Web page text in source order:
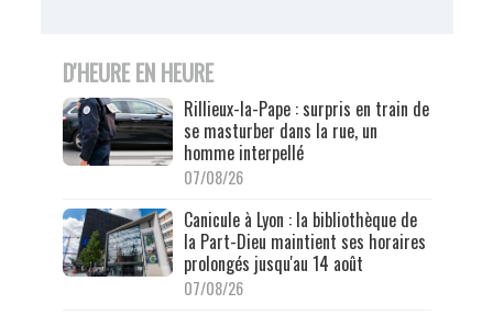
D'HEURE EN HEURE
Rillieux-la-Pape : surpris en train de
se masturber dans la rue, un
homme interpellé
07/08/26
Canicule à Lyon : la bibliothèque de
la Part-Dieu maintient ses horaires
prolongés jusqu'au 14 août
07/08/26